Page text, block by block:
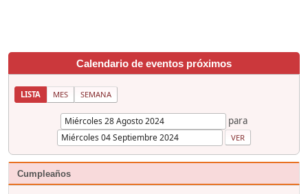
Calendario de eventos próximos
LISTA MES SEMANA
para
Cumpleaños